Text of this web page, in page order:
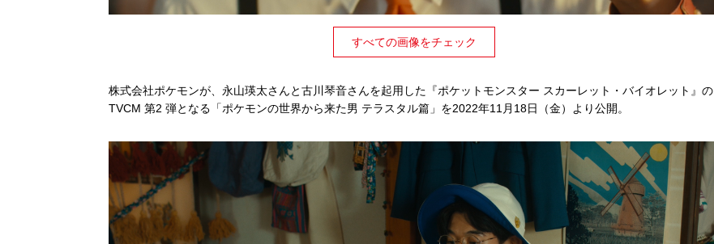
すべての画像をチェック
株式会社ポケモンが、永⼭瑛太さんと古川琴⾳さんを起⽤した『ポケットモンスター スカーレット・バイオレット』の
TVCM 第2 弾となる「ポケモンの世界から来た男 テラスタル篇」を2022年11⽉18⽇（⾦）より公開。